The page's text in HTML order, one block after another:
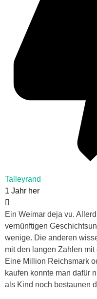
Talleyrand
1 Jahr her
Ein Weimar deja vu.
vernünftigen
wenige. Die anderen
mit den langen Zahlen
Eine Million Reichsmark
kaufen konnte man dafür
als Kind noch bestaunen